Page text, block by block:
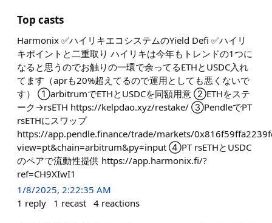
Top casts
Harmonix ✅ハイリキエコシステムのYield Defi ✅ハイリ
キポイントと二重取り ハイリキは今年もトレンドの1つに
なると思うのでお触りの一環で余ってるETHとUSDC入れ
てます（aprも20%超えてるので運用としても悪くないで
す） ①arbitrumでETHとUSDCを同額用意 ②ETHをステ
ーク→rsETH https://kelpdao.xyz/restake/ ③PendleでPT
rsETHにスワップ
https://app.pendle.finance/trade/markets/
view=pt&chain=arbitrum&py=input ④PT rsETHとUSDC
のペアで流動性提供 https://app.harmonix.fi/?
ref=CH9XIwI1
1/8/2025, 2:22:35 AM
1 reply 1 recast 4 reactions